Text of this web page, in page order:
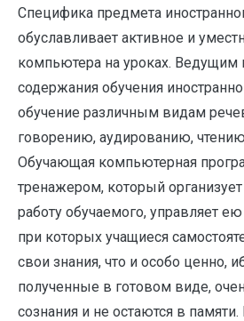
Специфика предмета
обуславливает активное и
компьютера на уроках. Ведущим
содержания обучения
обучение различным видам
говорению, аудированию,
Обучающая компьютерная
тренажером, который
работу обучаемого, управляет
при которых учащиеся
свои знания, что и особо ценно,
полученные в готовом виде,
сознания и не остаются в